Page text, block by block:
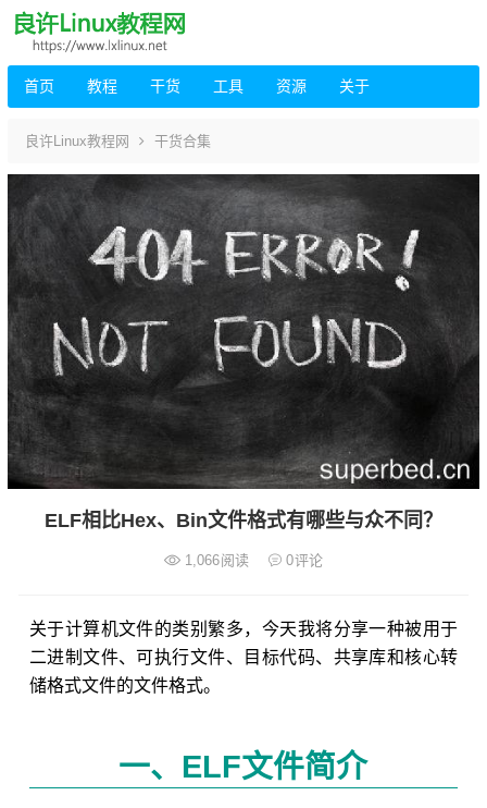
首页 教程 干货 工具 资源 关于
良许Linux教程网 干货合集
ELF相比Hex、Bin文件格式有哪些与众不同？
1,066阅读 0评论
关于计算机文件的类别繁多，今天我将分享一种被用于
二进制文件、可执行文件、目标代码、共享库和核心转
储格式文件的文件格式。
一、ELF文件简介